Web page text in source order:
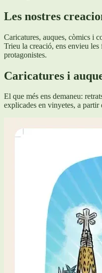
Les nostres
Caricatures, auques, còmics i
Trieu la creació, ens envieu
protagonistes.
Caricatures i
El que més ens demaneu:
explicades en vinyetes, a partir